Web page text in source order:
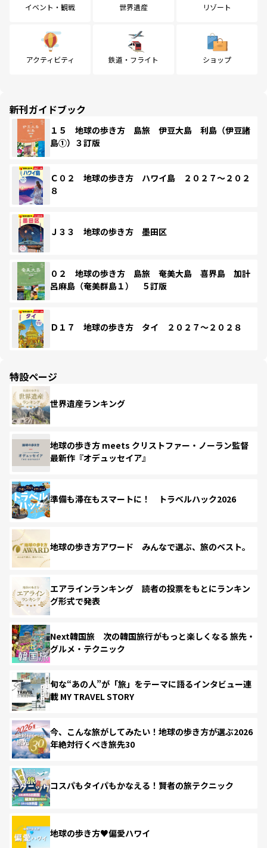
イベント・観戦 世界遺産 リゾート
アクティビティ 鉄道・フライト ショップ
新刊ガイドブック
１５ 地球の歩き方 島旅 伊豆大島 利島（伊豆諸
島①）３訂版
Ｃ０２ 地球の歩き方 ハワイ島 ２０２７～２０２
８
Ｊ３３ 地球の歩き方 墨田区
０２ 地球の歩き方 島旅 奄美大島 喜界島 加計
呂麻島（奄美群島１） ５訂版
Ｄ１７ 地球の歩き方 タイ ２０２７～２０２８
特設ページ
世界遺産ランキング
地球の歩き方 meets クリストファー・ノーラン監督
最新作『オデュッセイア』
準備も滞在もスマートに！ トラベルハック2026
地球の歩き方アワード みんなで選ぶ、旅のベスト。
エアラインランキング 読者の投票をもとにランキン
グ形式で発表
Next韓国旅 次の韓国旅行がもっと楽しくなる 旅先・
グルメ・テクニック
旬な“あの人”が「旅」をテーマに語るインタビュー連
載 MY TRAVEL STORY
今、こんな旅がしてみたい！地球の歩き方が選ぶ2026
年絶対行くべき旅先30
コスパもタイパもかなえる！賢者の旅テクニック
地球の歩き方♥偏愛ハワイ